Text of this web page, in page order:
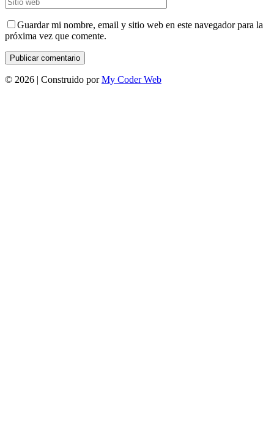
Guardar mi nombre, email y sitio web en este navegador para la
próxima vez que comente.
© 2026 | Construido porMy Coder Web